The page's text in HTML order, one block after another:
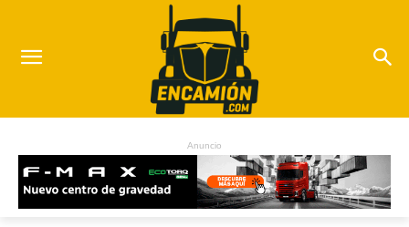
Anuncio